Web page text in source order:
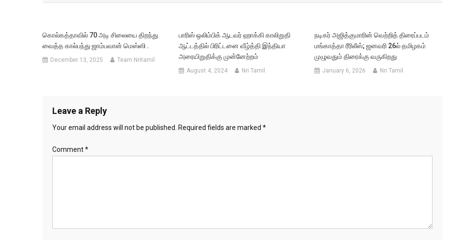
கொல்கத்தாவில் 70 அடி சிலையை திறந்து
வைத்த கால்பந்து ஜாம்பவான் மெஸ்ஸி .
December 13, 2025 Team Nritamil
பாரிஸ் ஒலிம்பிக் ஆடவர் ஹாக்கி காலிறுதி
ஆட்டத்தில் பிரிட்டனை வீழ்த்தி இந்தியா
அரையிறுதிக்கு முன்னேற்றம்
August 4, 2024 Nri Tamil
நடிகர் அஜித்குமாரின் வெற்றித் திரைப்படம்
மங்காத்தா ரீரிலீஸ்; ஜனவரி 26ல் தமிழகம்
முழுவதும் திரைக்கு வருகிறது
January 6, 2026 Nri Tamil
Leave a Reply
Your email address will not be published. Required fields are marked *
Comment*